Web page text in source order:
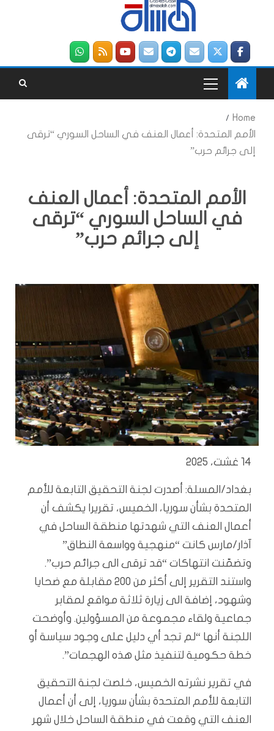
Home
الأمم المتحدة: أعمال العنف في الساحل السوري “ترقى
إلى جرائم حرب”
الأمم المتحدة: أعمال العنف
في الساحل السوري “ترقى
إلى جرائم حرب”
14 غشت، 2025
بغداد/المسلة: أصدرت لجنة التحقيق التابعة للأمم
المتحدة بشأن سوريا، الخميس، تقريرا يكشف أن
أعمال العنف التي شهدتها منطقة الساحل في
آذار/مارس كانت “منهجية وواسعة النطاق”
وتضمّنت انتهاكات “قد ترقى الى جرائم حرب”.
واستند التقرير إلى أكثر من 200 مقابلة مع ضحايا
وشهود، إضافة الى زيارة ثلاثة مواقع لمقابر
جماعية ولقاء مجموعة من المسؤولين. وأوضحت
اللجنة أنها “لم تجد أي دليل على وجود سياسة أو
خطة حكومية لتنفيذ مثل هذه الهجمات”.
في تقرير نشرته الخميس، خلصت لجنة التحقيق
التابعة للأمم المتحدة بشأن سوريا، إلى أن أعمال
العنف التي وقعت في منطقة الساحل خلال شهر